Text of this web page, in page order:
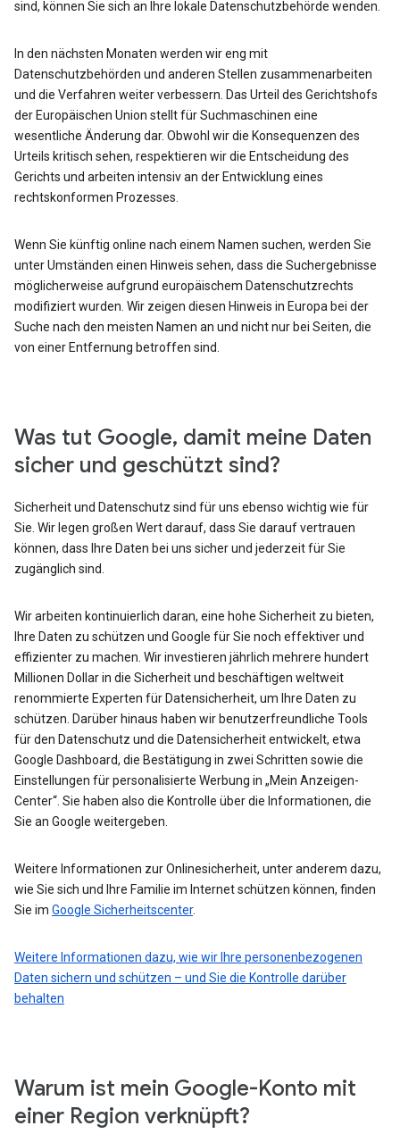
sind, können Sie sich an Ihre lokale Datenschutzbehörde wenden.
In den nächsten Monaten werden wir eng mit
Datenschutzbehörden und anderen Stellen zusammenarbeiten
und die Verfahren weiter verbessern. Das Urteil des Gerichtshofs
der Europäischen Union stellt für Suchmaschinen eine
wesentliche Änderung dar. Obwohl wir die Konsequenzen des
Urteils kritisch sehen, respektieren wir die Entscheidung des
Gerichts und arbeiten intensiv an der Entwicklung eines
rechtskonformen Prozesses.
Wenn Sie künftig online nach einem Namen suchen, werden Sie
unter Umständen einen Hinweis sehen, dass die Suchergebnisse
möglicherweise aufgrund europäischem Datenschutzrechts
modifiziert wurden. Wir zeigen diesen Hinweis in Europa bei der
Suche nach den meisten Namen an und nicht nur bei Seiten, die
von einer Entfernung betroffen sind.
Was tut Google, damit meine Daten
sicher und geschützt sind?
Sicherheit und Datenschutz sind für uns ebenso wichtig wie für
Sie. Wir legen großen Wert darauf, dass Sie darauf vertrauen
können, dass Ihre Daten bei uns sicher und jederzeit für Sie
zugänglich sind.
Wir arbeiten kontinuierlich daran, eine hohe Sicherheit zu bieten,
Ihre Daten zu schützen und Google für Sie noch effektiver und
effizienter zu machen. Wir investieren jährlich mehrere hundert
Millionen Dollar in die Sicherheit und beschäftigen weltweit
renommierte Experten für Datensicherheit, um Ihre Daten zu
schützen. Darüber hinaus haben wir benutzerfreundliche Tools
für den Datenschutz und die Datensicherheit entwickelt, etwa
Google Dashboard, die Bestätigung in zwei Schritten sowie die
Einstellungen für personalisierte Werbung in „Mein Anzeigen-
Center“. Sie haben also die Kontrolle über die Informationen, die
Sie an Google weitergeben.
Weitere Informationen zur Onlinesicherheit, unter anderem dazu,
wie Sie sich und Ihre Familie im Internet schützen können, finden
Sie im Google Sicherheitscenter.
Weitere Informationen dazu, wie wir Ihre personenbezogenen
Daten sichern und schützen – und Sie die Kontrolle darüber
behalten
Warum ist mein Google-Konto mit
einer Region verknüpft?